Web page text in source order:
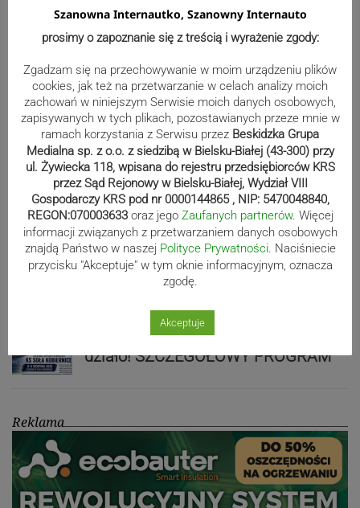
Biało-zieloni nadal niepokonani.
Mistrzowie świata z MCK Żywiec!
ZDJĘCIA
Bracia Szejowie ruszają po kolejne
punkty. Liderzy mistrzostw
wystartują w Rajdzie Rzeszowskim
80-lecie Soły Kobiernice. Będzie się
działo! SZCZEGÓŁOWY PROGRAM
Reklama
Szanowna Internautko, Szanowny Internauto
prosimy o zapoznanie się z treścią i wyrażenie zgody:
Zgadzam się na przechowywanie w moim urządzeniu plików
cookies, jak też na przetwarzanie w celach analizy moich
zachowań w niniejszym Serwisie moich danych osobowych,
zapisywanych w tych plikach, pozostawianych przeze mnie w
ramach korzystania z Serwisu przez Beskidzka Grupa
Medialna sp. z o.o. z siedzibą w Bielsku-Białej (43-300) przy
ul. Żywiecka 118, wpisana do rejestru przedsiębiorców KRS
przez Sąd Rejonowy w Bielsku-Białej, Wydział VIII
Gospodarczy KRS pod nr 0000144865 , NIP: 5470048840,
REGON:070003633 oraz jego Zaufanych partnerów. Więcej
informacji związanych z przetwarzaniem danych osobowych
znajdą Państwo w naszej Polityce Prywatności. Naciśniecie
przycisku "Akceptuje" w tym oknie informacyjnym, oznacza
zgodę.
Akceptuje